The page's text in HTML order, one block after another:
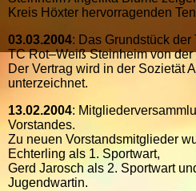
Kreis Höxter hervorragenden
03.03.2004: Das Grundstück
TC Rot–Weiß Steinheim von
Der Vertrag wird in der Sozietät
unterzeichnet.
13.02.2004:
Vorstandes.
Zu neuen Vorstandsmitglieder
Echterling als 1. Sportwart,
Gerd Jarosch als 2. Sportwart
Jugendwartin.